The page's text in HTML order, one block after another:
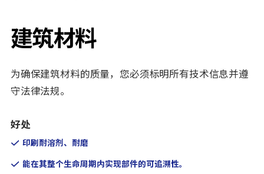
建筑材料
为确保建筑材料的质量，您必须标明所有技术信息并遵
守法律法规。
好处
印刷耐溶剂、耐磨
能在其整个生命周期内实现部件的可追溯性。